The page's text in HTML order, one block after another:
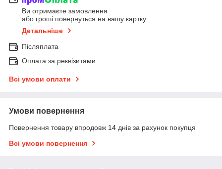
Ви отримаєте замовлення
або гроші повернуться на вашу картку
Детальніше
Післяплата
Оплата за реквізитами
Всі умови оплати
Умови повернення
Повернення товару впродовж 14 днів за рахунок покупця
Всі умови повернення